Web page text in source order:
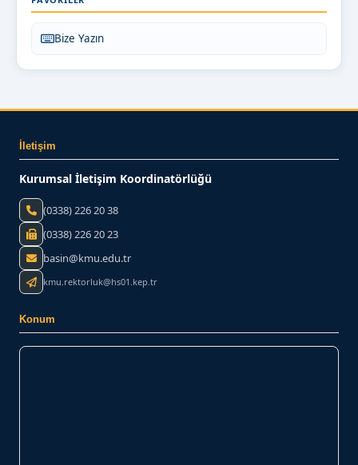
Bize Yazın
İletişim
Kurumsal İletişim Koordinatörlüğü
(0338) 226 20 38
(0338) 226 20 23
basin@kmu.edu.tr
kmu.rektorluk@hs01.kep.tr
Konum